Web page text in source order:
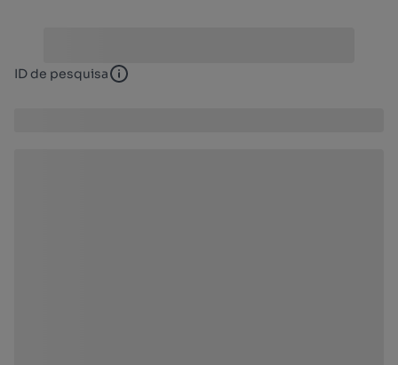
ID de pesquisa ID de pesquisa